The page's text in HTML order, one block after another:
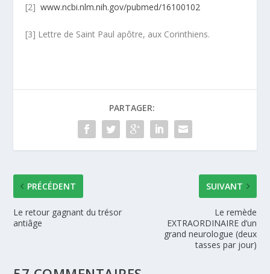
[2]www.ncbi.nlm.nih.gov/pubmed/16100102
[3] Lettre de Saint Paul apôtre, aux Corinthiens.
PARTAGER:
PRÉCÉDENT
Le retour gagnant du trésor
antiâge
SUIVANT
Le remède
EXTRAORDINAIRE d’un
grand neurologue (deux
tasses par jour)